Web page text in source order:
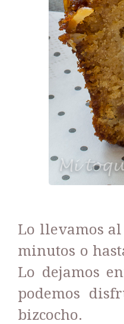
Lo llevamos
minutos o
Lo dejamos
podemos
bizcocho.